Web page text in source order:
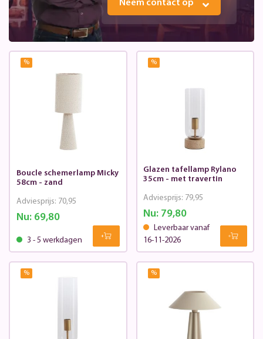
Neem contact op
%
Boucle schemerlamp Micky
58cm - zand
Nu:69,80
Adviesprijs: 70,95
3 - 5 werkdagen
%
Glazen tafellamp Rylano
35cm - met travertin
Nu: 79,80
Adviesprijs: 79,95
Leverbaar vanaf
16-11-2026
% %